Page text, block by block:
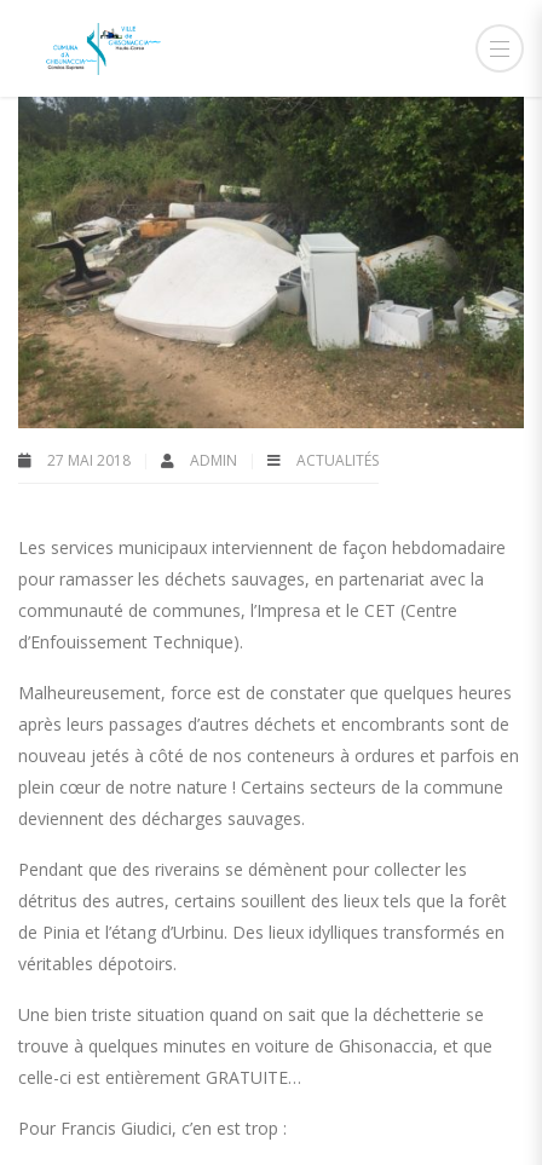
27 MAI 2018 ADMIN ACTUALITÉS
Les services municipaux interviennent de façon hebdomadaire
pour ramasser les déchets sauvages, en partenariat avec la
communauté de communes, l’Impresa et le CET (Centre
d’Enfouissement Technique).
Malheureusement, force est de constater que quelques heures
après leurs passages d’autres déchets et encombrants sont de
nouveau jetés à côté de nos conteneurs à ordures et parfois en
plein cœur de notre nature ! Certains secteurs de la commune
deviennent des décharges sauvages.
Pendant que des riverains se démènent pour collecter les
détritus des autres, certains souillent des lieux tels que la forêt
de Pinia et l’étang d’Urbinu. Des lieux idylliques transformés en
véritables dépotoirs.
Une bien triste situation quand on sait que la déchetterie se
trouve à quelques minutes en voiture de Ghisonaccia, et que
celle-ci est entièrement GRATUITE…
Pour Francis Giudici, c’en est trop :